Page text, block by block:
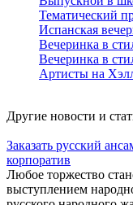
Тематический
Испанская
Вечеринка в
Вечеринка в
Артисты на
Другие новости и
Заказать русский
корпоратив
Любое торжество
выступлением